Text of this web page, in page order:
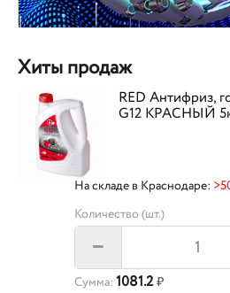
Хиты продаж
RED Антифриз,
G12 КРАСНЫЙ
На складе в Краснодаре:
Количество (шт.)
–
Сумма: 1081.2₽